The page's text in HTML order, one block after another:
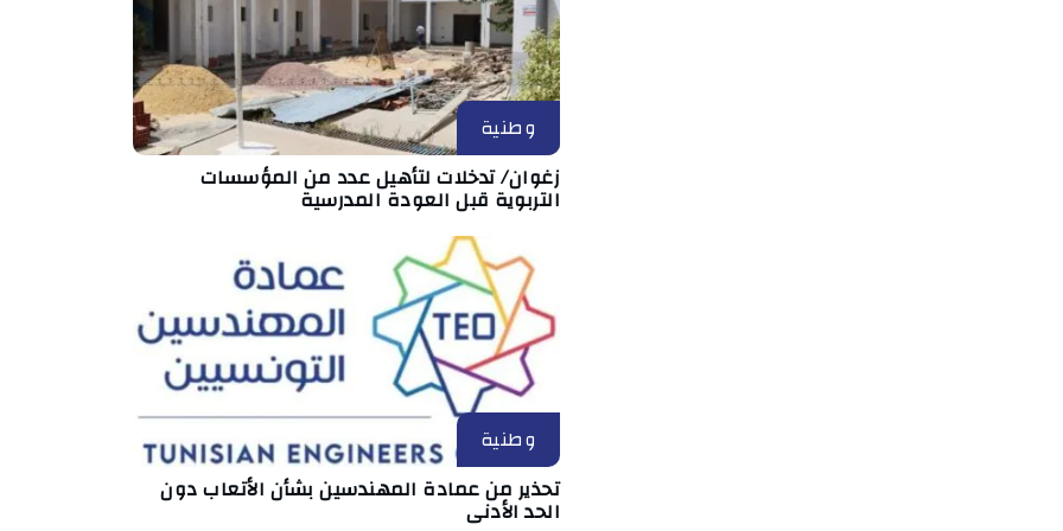
وطنية
زغوان/ تدخلات لتأهيل عدد من المؤسسات
التربوية قبل العودة المدرسية
وطنية
تحذير من عمادة المهندسين بشأن الأتعاب دون
الحد الأدنى